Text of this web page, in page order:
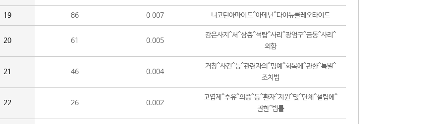
19 86 0.007 니코틴아마이드^아데닌^다이뉴클레오타이드
20 61 0.005
감은사지^서^삼층^석탑^사리^장엄구^금동^사리^
외함
21 46 0.004
거창^사건^등^관련자의^명예^회복에^관한^특별^
조치법
22 26 0.002
고엽제^후유^의증^등^환자^지원^및^단체^설립에^
관한^법률